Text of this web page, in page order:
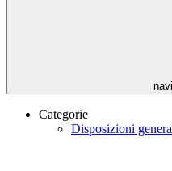
Categorie
Disposizioni